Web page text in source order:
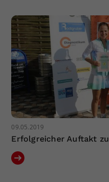
09.05.2019
Erfolgreicher Auftakt